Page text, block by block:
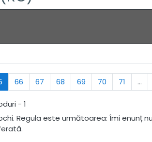
(current)
66 67 68 69 70 71 …
- 1
Regula este următoarea: Îmi enunț